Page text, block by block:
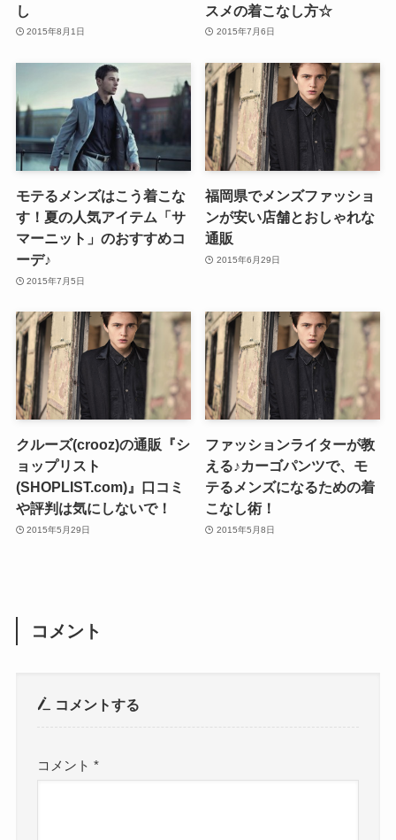
し
2015年8月1日
スメの着こなし方☆
2015年7月6日
モテるメンズはこう着こな
す！夏の人気アイテム「サ
マーニット」のおすすめコ
ーデ♪
2015年7月5日
福岡県でメンズファッショ
ンが安い店舗とおしゃれな
通販
2015年6月29日
クルーズ(crooz)の通販『シ
ョップリスト
(SHOPLIST.com)』口コミ
や評判は気にしないで！
2015年5月29日
ファッションライターが教
える♪カーゴパンツで、モ
テるメンズになるための着
こなし術！
2015年5月8日
コメント
コメントする
コメント*